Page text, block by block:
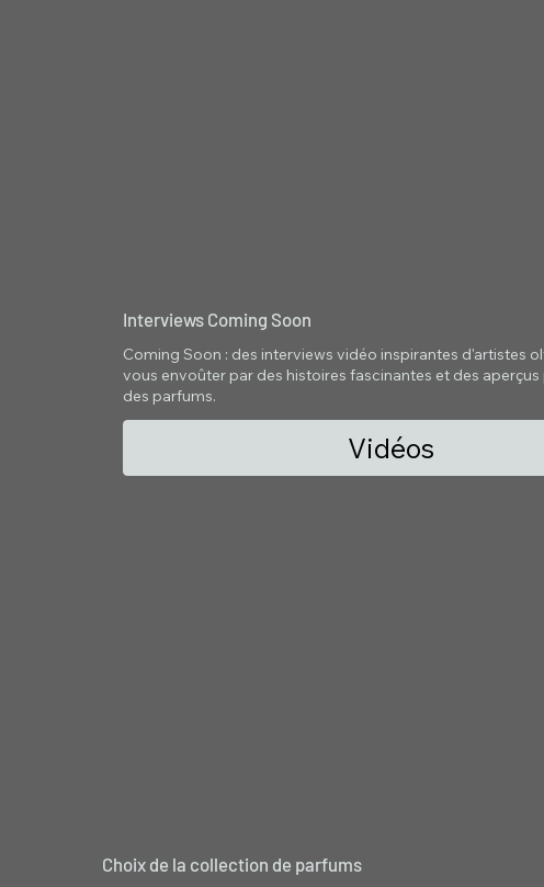
Interviews Coming Soon
Coming Soon : des interviews vidéo inspirantes d'artistes
vous envoûter par des histoires fascinantes et des
des parfums.
Vidéos
Choix de la collection de parfums